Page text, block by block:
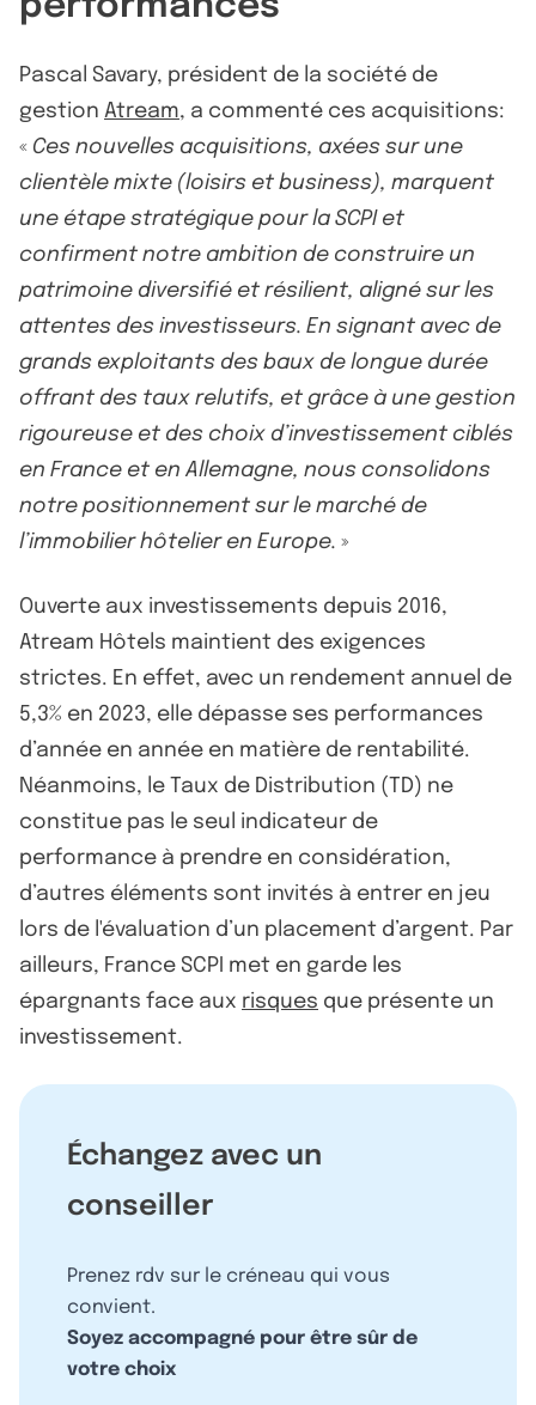
Pascal Savary, président de la société de
gestion Atream, a commenté ces acquisitions:
« Ces nouvelles acquisitions, axées sur une
clientèle mixte (loisirs et business), marquent
une étape stratégique pour la SCPI et
confirment notre ambition de construire un
patrimoine diversifié et résilient, aligné sur les
attentes des investisseurs. En signant avec de
grands exploitants des baux de longue durée
offrant des taux relutifs, et grâce à une gestion
rigoureuse et des choix d’investissement ciblés
en France et en Allemagne, nous consolidons
notre positionnement sur le marché de
l’immobilier hôtelier en Europe. »
Ouverte aux investissements depuis 2016,
Atream Hôtels maintient des exigences
strictes. En effet, avec un rendement annuel de
5,3% en 2023, elle dépasse ses performances
d’année en année en matière de rentabilité.
Néanmoins, le Taux de Distribution (TD) ne
constitue pas le seul indicateur de
performance à prendre en considération,
d’autres éléments sont invités à entrer en jeu
lors de l'évaluation d’un placement d’argent. Par
ailleurs, France SCPI met en garde les
épargnants face aux risques que présente un
investissement.
Échangez avec un
conseiller
Prenez rdv sur le créneau qui vous
convient.
Soyez accompagné pour être sûr de
votre choix